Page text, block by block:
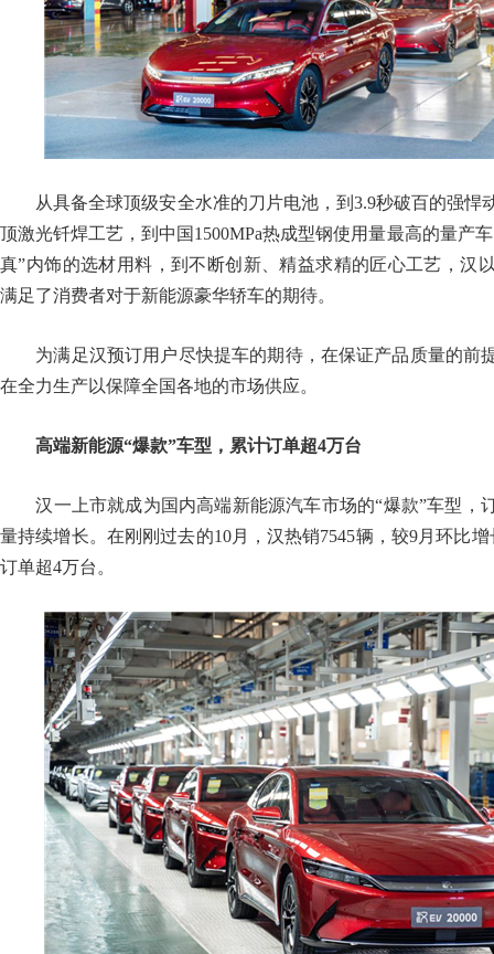
从具备全球顶级安全水准的刀片电池，到3.9秒破百的强悍
顶激光钎焊工艺，到中国1500MPa热成型钢使用量最高的量产
真”内饰的选材用料，到不断创新、精益求精的匠心工艺，汉
满足了消费者对于新能源豪华轿车的期待。
为满足汉预订用户尽快提车的期待，在保证产品质量的前
在全力生产以保障全国各地的市场供应。
高端新能源“爆款”车型，累计订单超4万台
汉一上市就成为国内高端新能源汽车市场的“爆款”车型，
量持续增长。在刚刚过去的10月，汉热销7545辆，较9月环比
订单超4万台。